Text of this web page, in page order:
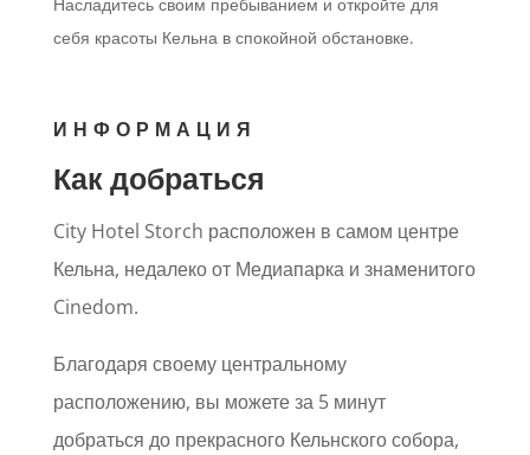
Насладитесь своим пребыванием и откройте для
себя красоты Кельна в спокойной обстановке.
ИНФОРМАЦИЯ
Как добраться
City Hotel Storch расположен в самом центре
Кельна, недалеко от Медиапарка и знаменитого
Cinedom.
Благодаря своему центральному
расположению, вы можете за 5 минут
добраться до прекрасного Кельнского собора,